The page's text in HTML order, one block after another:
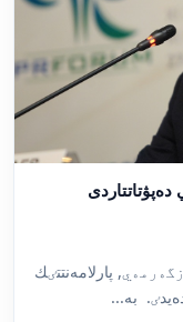
پارلامەنتتٸك
بە...